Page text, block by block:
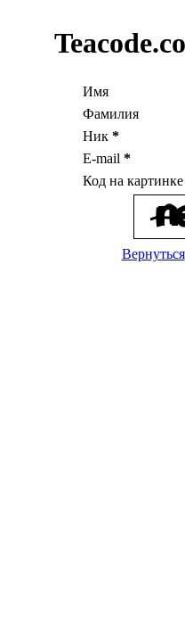
Имя
Фамилия
Ник *
E-mail *
Код на
Вернуться